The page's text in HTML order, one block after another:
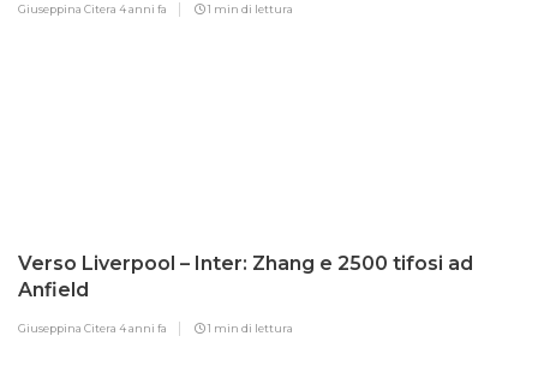
Giuseppina Citera 4 anni fa 1 min di lettura
Verso Liverpool – Inter: Zhang e 2500 tifosi ad
Anfield
Giuseppina Citera 4 anni fa 1 min di lettura